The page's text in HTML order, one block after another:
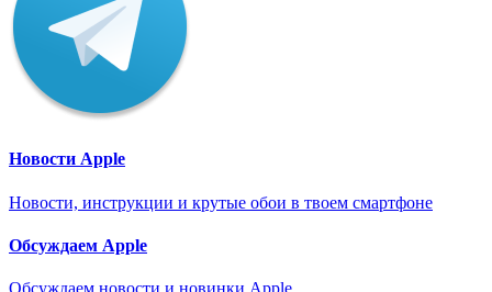
Новости Apple
Новости, инструкции и крутые обои в твоем смартфоне
Обсуждаем Apple